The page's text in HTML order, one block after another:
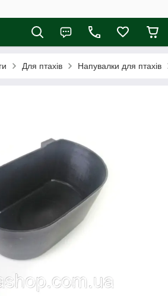
Для птахів Напувалки для птахів